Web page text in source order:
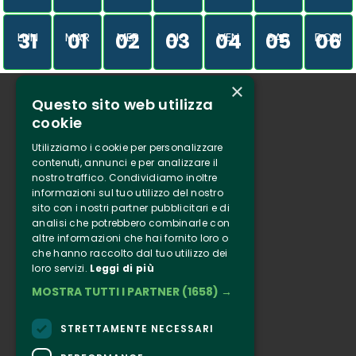
LUN
31 MAR
01 MER
02 GIO
03 VEN
04 SAB
05 DOM
06
Chi siamo
Tenuta Selvaggia
Contatti
Biglietteria
Clappit
Informazione
Seguici
Facebook
×
Questo sito web utilizza
cookie
Utilizziamo i cookie per personalizzare
contenuti, annunci e per analizzare il
nostro traffico. Condividiamo inoltre
informazioni sul tuo utilizzo del nostro
sito con i nostri partner pubblicitari e di
analisi che potrebbero combinarle con
altre informazioni che hai fornito loro o
che hanno raccolto dal tuo utilizzo dei
loro servizi. Leggi di più
MOSTRA TUTTI I PARTNER (1658) →
STRETTAMENTE NECESSARI